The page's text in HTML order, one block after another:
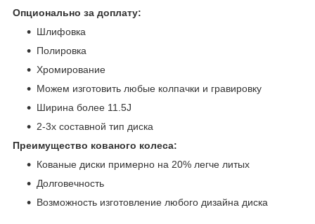
Опционально за доплату:
Шлифовка
Полировка
Хромирование
Можем изготовить любые колпачки и гравировку
Ширина более 11.5J
2-3х составной тип диска
Преимущество кованого колеса:
Кованые диски примерно на 20% легче литых
Долговечность
Возможность изготовление любого дизайна диска